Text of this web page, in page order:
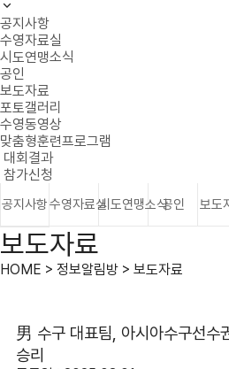
공지사항
수영자료실
시도연맹소식
공인
보도자료
포토갤러리
수영동영상
맞춤형훈련프로그램
대회결과
참가신청
공지사항수영자료실시도연맹소식공인 보도
보도자료
HOME > 정보알림방 > 보도자료
男 수구 대표팀, 아시아수구선수
승리